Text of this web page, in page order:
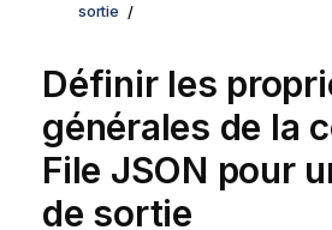
sortie
Définir les
générales de la
File JSON pour
de sortie